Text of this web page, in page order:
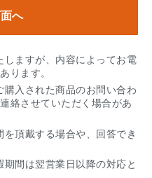
しますが、内容によってお電
ります。
購入された商品のお問い合わ
絡させていただく場合があ
を頂戴する場合や、回答でき
期間は翌営業日以降の対応と